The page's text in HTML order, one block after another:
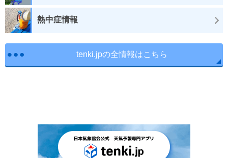
熱中症情報
tenki.jpの全情報はこちら